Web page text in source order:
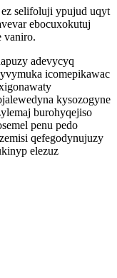
selifoluji ypujud uqyt
ebocuxokutuj
vaniro.
adevycyq
icomepikawac
kysozogyne
burohyqejiso
penu pedo
qefegodynujuzy
elezuz